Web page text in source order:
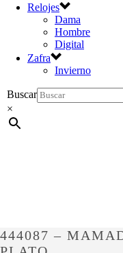
Relojes
Dama
Hombre
Digital
Zafra
Invierno
Buscar
×
444087 –